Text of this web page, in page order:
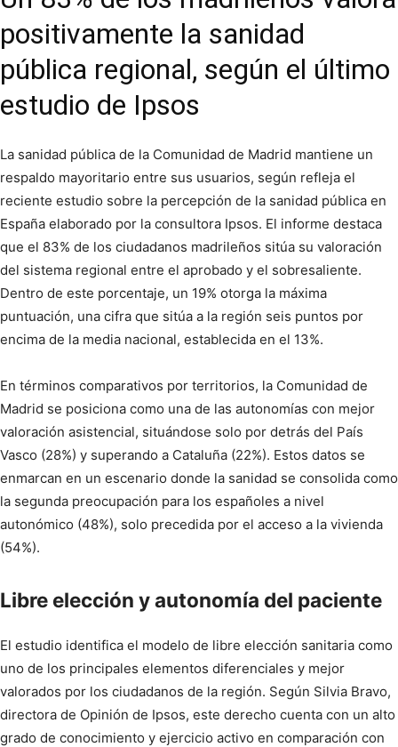
positivamente la sanidad
pública regional, según el último
estudio de Ipsos
La sanidad pública de la Comunidad de Madrid mantiene un
respaldo mayoritario entre sus usuarios, según refleja el
reciente estudio sobre la percepción de la sanidad pública en
España elaborado por la consultora Ipsos. El informe destaca
que el 83% de los ciudadanos madrileños sitúa su valoración
del sistema regional entre el aprobado y el sobresaliente.
Dentro de este porcentaje, un 19% otorga la máxima
puntuación, una cifra que sitúa a la región seis puntos por
encima de la media nacional, establecida en el 13%.
En términos comparativos por territorios, la Comunidad de
Madrid se posiciona como una de las autonomías con mejor
valoración asistencial, situándose solo por detrás del País
Vasco (28%) y superando a Cataluña (22%). Estos datos se
enmarcan en un escenario donde la sanidad se consolida como
la segunda preocupación para los españoles a nivel
autonómico (48%), solo precedida por el acceso a la vivienda
(54%).
Libre elección y autonomía del paciente
El estudio identifica el modelo de libre elección sanitaria como
uno de los principales elementos diferenciales y mejor
valorados por los ciudadanos de la región. Según Silvia Bravo,
directora de Opinión de Ipsos, este derecho cuenta con un alto
grado de conocimiento y ejercicio activo en comparación con